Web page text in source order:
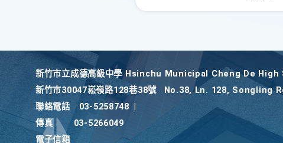
新竹巿立成德高級中學 Hsinchu Municipal Cheng De
新竹巿30047崧嶺路128巷38號
No.38, Ln. 128, Songling
聯絡電話
03-5258748
傳真
03-5266049
電子信箱